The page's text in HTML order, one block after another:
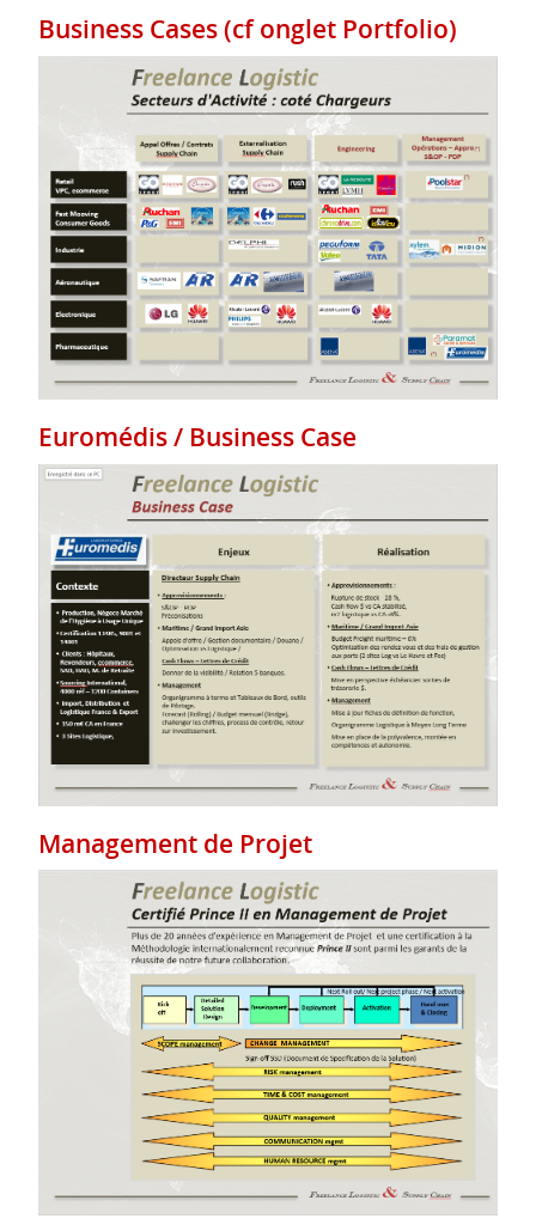
Business Cases (cf onglet Portfolio)
Euromédis / Business Case
Management de Projet